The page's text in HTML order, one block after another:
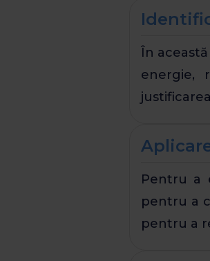
În
energie,
Pentru a
pentru a
pentru a